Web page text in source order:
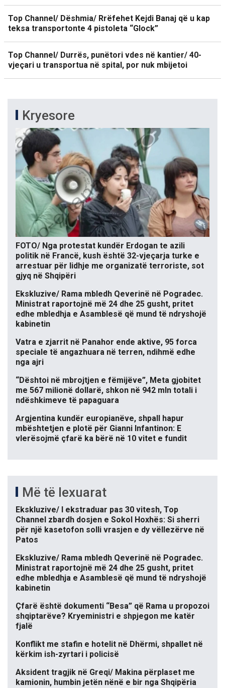
Top Channel/ Dëshmia/ Rrëfehet Kejdi Banaj që u kap
teksa transportonte 4 pistoleta “Glock”
Top Channel/ Durrës, punëtori vdes në kantier/ 40-
vjeçari u transportua në spital, por nuk mbijetoi
Kryesore
FOTO/ Nga protestat kundër Erdogan te azili
politik në Francë, kush është 32-vjeçarja turke e
arrestuar për lidhje me organizatë terroriste, sot
gjyq në Shqipëri
Ekskluzive/ Rama mbledh Qeverinë në Pogradec.
Ministrat raportojnë më 24 dhe 25 gusht, pritet
edhe mbledhja e Asamblesë që mund të ndryshojë
kabinetin
Vatra e zjarrit në Panahor ende aktive, 95 forca
speciale të angazhuara në terren, ndihmë edhe
nga ajri
“Dështoi në mbrojtjen e fëmijëve”, Meta gjobitet
me 567 milionë dollarë, shkon në 942 mln totali i
ndëshkimeve të papaguara
Argjentina kundër europianëve, shpall hapur
mbështetjen e plotë për Gianni Infantinon: E
vlerësojmë çfarë ka bërë në 10 vitet e fundit
Më të lexuarat
Ekskluzive/ I ekstraduar pas 30 vitesh, Top
Channel zbardh dosjen e Sokol Hoxhës: Si sherri
për një kasetofon solli vrasjen e dy vëllezërve në
Patos
Ekskluzive/ Rama mbledh Qeverinë në Pogradec.
Ministrat raportojnë më 24 dhe 25 gusht, pritet
edhe mbledhja e Asamblesë që mund të ndryshojë
kabinetin
Çfarë është dokumenti “Besa” që Rama u propozoi
shqiptarëve? Kryeministri e shpjegon me katër
fjalë
Konflikt me stafin e hotelit në Dhërmi, shpallet në
kërkim ish-zyrtari i policisë
Aksident tragjik në Greqi/ Makina përplaset me
kamionin, humbin jetën nënë e bir nga Shqipëria